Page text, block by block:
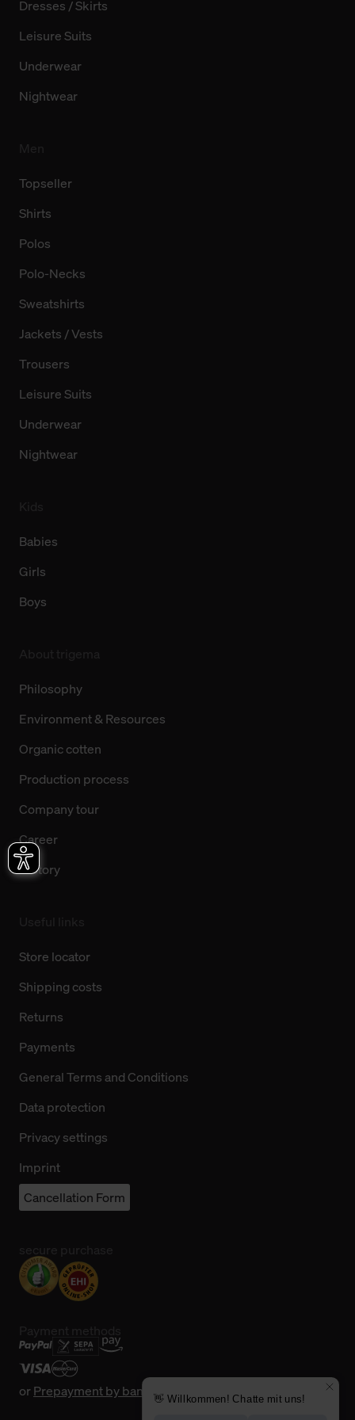
Dresses / Skirts
Leisure Suits
Underwear
Nightwear
Topseller
Shirts
Polos
Polo-Necks
Sweatshirts
Jackets / Vests
Trousers
Leisure Suits
Underwear
Nightwear
Babies
Girls
Boys
Philosophy
Environment & Resources
Organic cotten
Production process
Company tour
Career
History
Store locator
Shipping costs
Returns
Payments
General Terms and Conditions
Data protection
Privacy settings
Imprint
Cancellation Form
orPrepayment by bank transfer